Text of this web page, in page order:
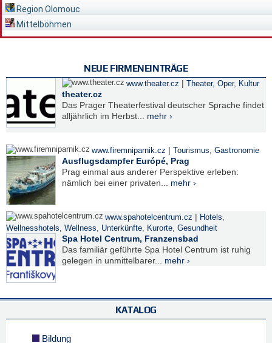
Region Olomouc
Mittelböhmen
NEUE FIRMENEINTRÄGE
www.theater.cz | Theater, Oper, Kultur
theater.cz
Das Prager Theaterfestival deutscher Sprache findet
alljährlich im Herbst... mehr ›
www.firemniparnik.cz | Tourismus, Gastronomie
Ausflugsdampfer Európé, Prag
Prag einmal aus anderer Perspektive erleben:
nämlich bei einer privaten... mehr ›
www.spahotelcentrum.cz | Hotels,
Wellnesshotels, Wellness, Unterkünfte, Kurorte, Gesundheit
Spa Hotel Centrum, Franzensbad
Das familiär geführte Spa Hotel Centrum ist ruhig
gelegen in unmittelbarer... mehr ›
KATALOG
Bildung